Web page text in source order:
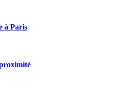
à Paris